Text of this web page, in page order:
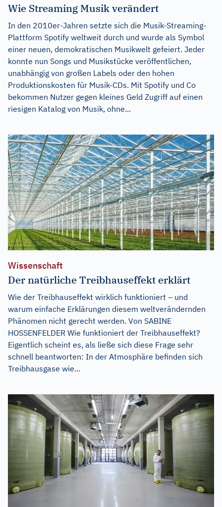
Wie Streaming Musik verändert
In den 2010er-Jahren setzte sich die Musik-Streaming-
Plattform Spotify weltweit durch und wurde als Symbol
einer neuen, demokratischen Musikwelt gefeiert. Jeder
konnte nun Songs und Musikstücke veröffentlichen,
unabhängig von großen Labels oder den hohen
Produktionskosten für Musik-CDs. Mit Spotify und Co
bekommen Nutzer gegen kleines Geld Zugriff auf einen
riesigen Katalog von Musik, ohne...
Wissenschaft
Der natürliche Treibhauseffekt erklärt
Wie der Treibhauseffekt wirklich funktioniert – und
warum einfache Erklärungen diesem weltverändernden
Phänomen nicht gerecht werden. Von SABINE
HOSSENFELDER Wie funktioniert der Treibhauseffekt?
Eigentlich scheint es, als ließe sich diese Frage sehr
schnell beantworten: In der Atmosphäre befinden sich
Treibhausgase wie...